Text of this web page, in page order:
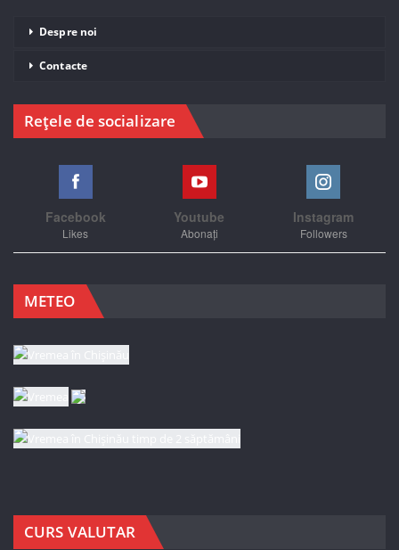
Despre noi
Contacte
Rețele de socializare
Facebook
Likes
Youtube
Abonați
Instagram
Followers
METEO
CURS VALUTAR